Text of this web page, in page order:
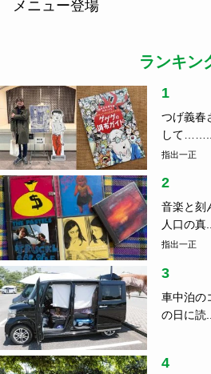
メニュー登場
ランキン
1
つげ義春
して……...
指出一正
2
音楽と刻
人口の真
指出一正
3
車中泊の
の日に読...
4